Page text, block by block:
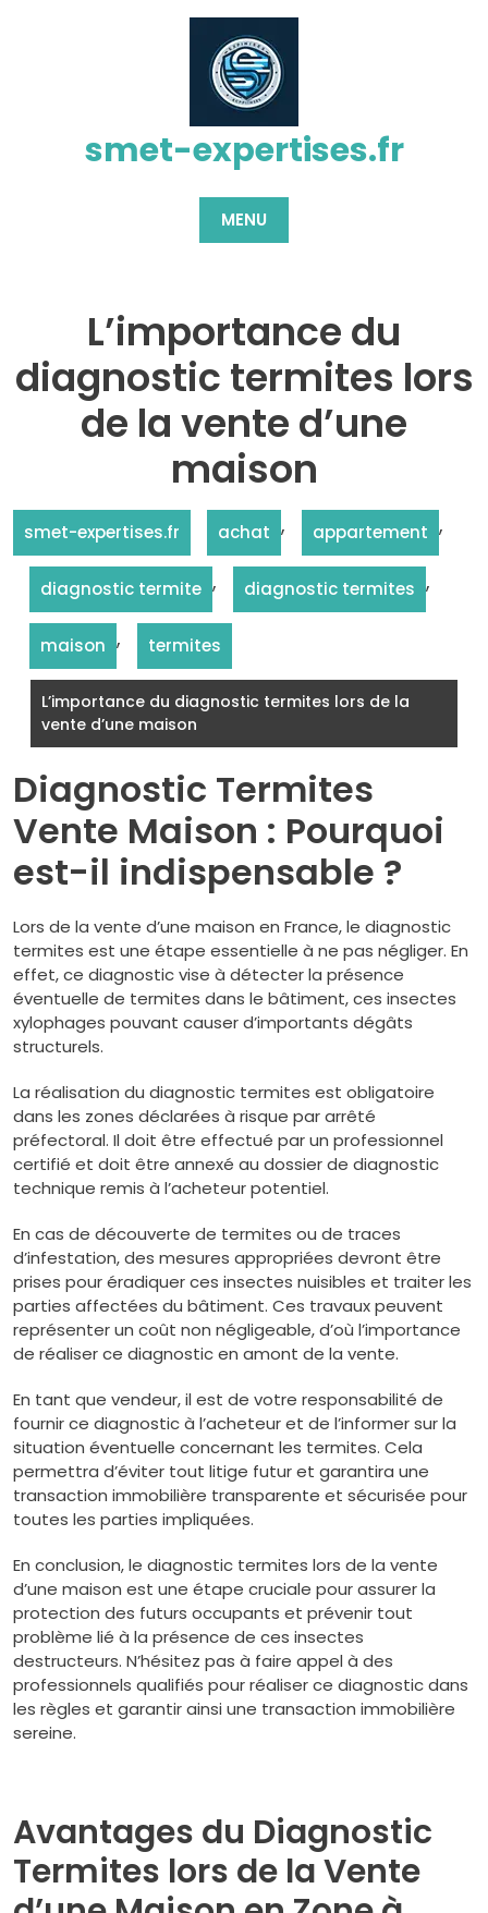
smet-expertises.fr
MENU
L’importance du
diagnostic termites lors
de la vente d’une
maison
smet-expertises.fr achat , appartement ,
diagnostic termite , diagnostic termites ,
maison , termites
L’importance du diagnostic termites lors de la
vente d’une maison
Diagnostic Termites
Vente Maison : Pourquoi
est-il indispensable ?
Lors de la vente d’une maison en France, le diagnostic
termites est une étape essentielle à ne pas négliger. En
effet, ce diagnostic vise à détecter la présence
éventuelle de termites dans le bâtiment, ces insectes
xylophages pouvant causer d’importants dégâts
structurels.
La réalisation du diagnostic termites est obligatoire
dans les zones déclarées à risque par arrêté
préfectoral. Il doit être effectué par un professionnel
certifié et doit être annexé au dossier de diagnostic
technique remis à l’acheteur potentiel.
En cas de découverte de termites ou de traces
d’infestation, des mesures appropriées devront être
prises pour éradiquer ces insectes nuisibles et traiter les
parties affectées du bâtiment. Ces travaux peuvent
représenter un coût non négligeable, d’où l’importance
de réaliser ce diagnostic en amont de la vente.
En tant que vendeur, il est de votre responsabilité de
fournir ce diagnostic à l’acheteur et de l’informer sur la
situation éventuelle concernant les termites. Cela
permettra d’éviter tout litige futur et garantira une
transaction immobilière transparente et sécurisée pour
toutes les parties impliquées.
En conclusion, le diagnostic termites lors de la vente
d’une maison est une étape cruciale pour assurer la
protection des futurs occupants et prévenir tout
problème lié à la présence de ces insectes
destructeurs. N’hésitez pas à faire appel à des
professionnels qualifiés pour réaliser ce diagnostic dans
les règles et garantir ainsi une transaction immobilière
sereine.
Avantages du Diagnostic
Termites lors de la Vente